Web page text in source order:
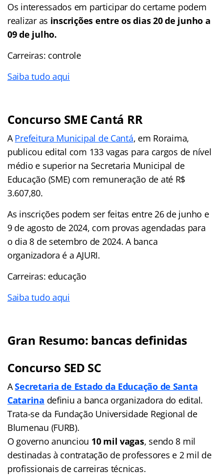
Os interessados em participar do certame podem
realizar as inscrições entre os dias 20 de junho a
09 de julho.
Carreiras: controle
Saiba tudo aqui
Concurso SME Cantá RR
A Prefeitura Municipal de Cantá, em Roraima,
publicou edital com 133 vagas para cargos de nível
médio e superior na Secretaria Municipal de
Educação (SME) com remuneração de até R$
3.607,80.
As inscrições podem ser feitas entre 26 de junho e
9 de agosto de 2024, com provas agendadas para
o dia 8 de setembro de 2024. A banca
organizadora é a AJURI.
Carreiras: educação
Saiba tudo aqui
Gran Resumo: bancas definidas
Concurso SED SC
ASecretaria de Estado da Educação de Santa
Catarina definiu a banca organizadora do edital.
Trata-se da Fundação Universidade Regional de
Blumenau (FURB).
O governo anunciou 10 mil vagas, sendo 8 mil
destinadas à contratação de professores e 2 mil de
profissionais de carreiras técnicas.